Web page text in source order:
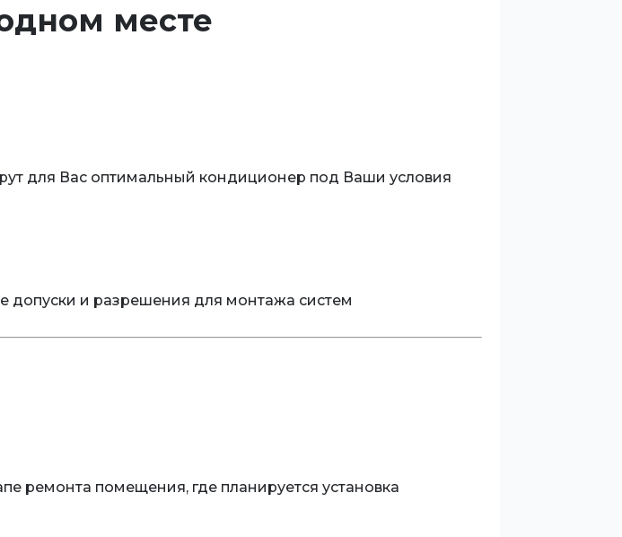
месте
для Вас оптимальный кондиционер под Ваши условия
и разрешения для монтажа систем
ремонта помещения, где планируется установка